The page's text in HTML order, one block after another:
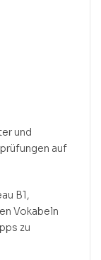
und
auf
B1,
Vokabeln
zu